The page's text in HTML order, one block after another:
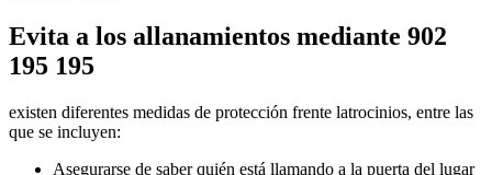
Evita a los allanamientos mediante 902
195 195
existen diferentes medidas de protección frente latrocinios, entre las
que se incluyen:
Asegurarse de saber quién está llamando a la puerta del lugar